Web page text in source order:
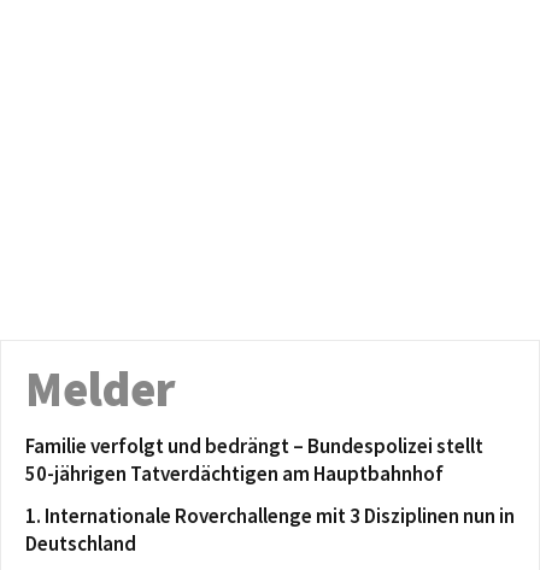
Melder
Familie verfolgt und bedrängt – Bundespolizei stellt
50-jährigen Tatverdächtigen am Hauptbahnhof
1. Internationale Roverchallenge mit 3 Disziplinen nun in
Deutschland